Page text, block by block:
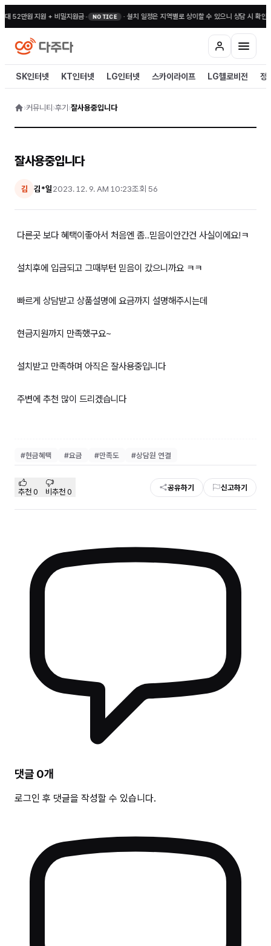
52만원 지원 + 비밀지원금• NOTICE · 설치 일정은 지역별로 상이할 수 있으니 상담 시 확인해
SK인터넷 KT인터넷 LG인터넷 스카이라이프 LG헬로비전 정
›커뮤니티 ›후기 ›잘사용중입니다
잘사용중입니다
김 김*일2023. 12. 9. AM 10:23조회 56
다른곳 보다 혜택이좋아서 처음엔 좀..믿음이안간건 사실이에요!ㅋ
설치후에 입금되고 그때부턴 믿음이 갔으니까요 ㅋㅋ
빠르게 상담받고 상품설명에 요금까지 설명해주시는데
현금지원까지 만족했구요~
설치받고 만족하며 아직은 잘사용중입니다
주변에 추천 많이 드리겠습니다
#현금혜택 #요금 #만족도 #상담원 연결
추천 0 비추천 0 공유하기 신고하기
댓글 0개
로그인 후 댓글을 작성할 수 있습니다.